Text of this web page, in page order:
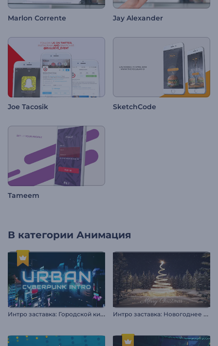
Marlon Corrente Jay Alexander
Joe Tacosik SketchCode
Tameem
В категории Анимация
И
нтро заставка: Городской киберпанк И
нтро заставка: Новогоднее чудо